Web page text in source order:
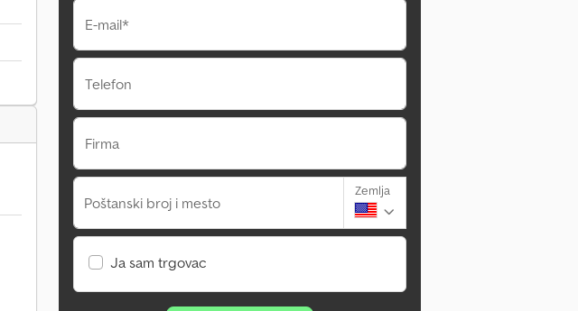
E-mail*
Telefon
Firma
Poštanski broj i mesto
Zemlja
Ja sam trgovac